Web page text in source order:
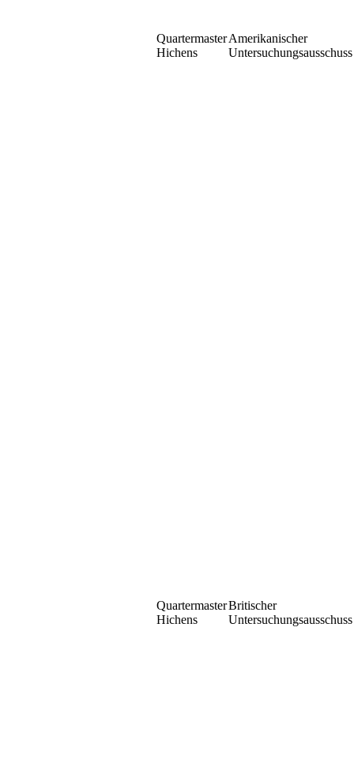
Quartermaster
Hichens
Amerikanischer
Untersuchungsausschuss
Quartermaster
Hichens
Britischer
Untersuchungsausschuss